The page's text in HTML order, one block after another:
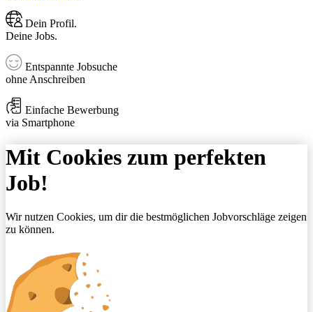
Dein Profil.
Deine Jobs.
Entspannte Jobsuche
ohne Anschreiben
Einfache Bewerbung
via Smartphone
Mit Cookies zum perfekten
Job!
Wir nutzen Cookies, um dir die bestmöglichen Jobvorschläge zeigen
zu können.